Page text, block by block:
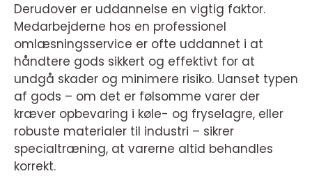
Derudover er uddannelse en vigtig faktor.
Medarbejderne hos en professionel
omlæsningsservice er ofte uddannet i at
håndtere gods sikkert og effektivt for at
undgå skader og minimere risiko. Uanset typen
af gods – om det er følsomme varer der
kræver opbevaring i køle- og fryselagre, eller
robuste materialer til industri – sikrer
specialtræning, at varerne altid behandles
korrekt.